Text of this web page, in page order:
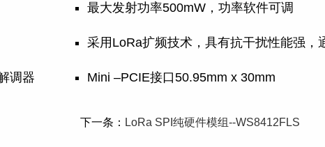
最大发射功率500mW，功率软件可调
采用LoRa扩频技术，具有抗干扰性能强，
调器 Mini –PCIE接口50.95mm x 30mm
下一条： LoRa SPI纯硬件模组--WS8412FLS